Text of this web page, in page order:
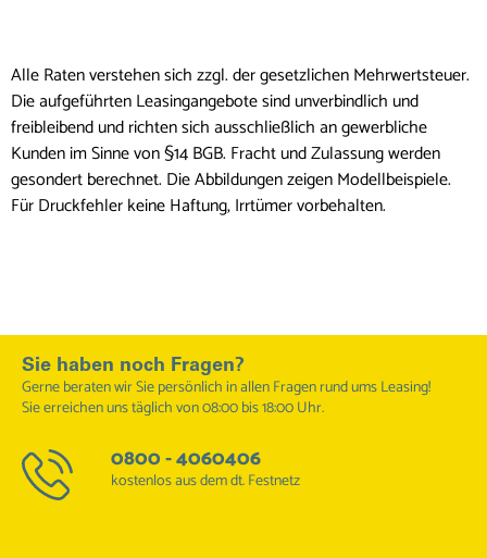
Alle Raten verstehen sich zzgl. der gesetzlichen Mehrwertsteuer.
Die aufgeführten Leasingangebote sind unverbindlich und
freibleibend und richten sich ausschließlich an gewerbliche
Kunden im Sinne von §14 BGB. Fracht und Zulassung werden
gesondert berechnet. Die Abbildungen zeigen Modellbeispiele.
Für Druckfehler keine Haftung, Irrtümer vorbehalten.
Sie haben noch Fragen?
Gerne beraten wir Sie persönlich in allen Fragen rund ums Leasing!
Sie erreichen uns täglich von 08:00 bis 18:00 Uhr.
0800 - 4060406
kostenlos aus dem dt. Festnetz